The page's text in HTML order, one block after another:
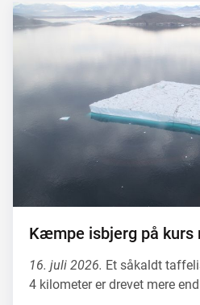
Kæmpe isbjerg på kurs
16. juli 2026. Et såkaldt
4 kilometer er drevet mere